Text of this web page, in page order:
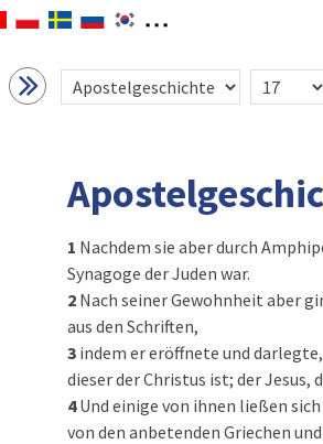
1 Nachdem sie aber durch
Synagoge der Juden war.
2 Nach seiner Gewohnheit aber
aus den Schriften,
3 indem er eröffnete und
dieser der Christus ist; der Jesus,
4Und einige von ihnen ließen
von den anbetenden Griechen